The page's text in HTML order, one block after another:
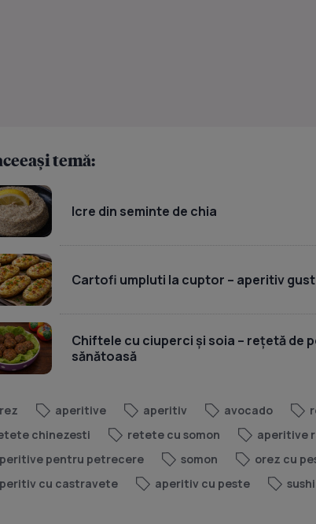
temă:
Icre din seminte de chia
Cartofi umpluti la cuptor – aperitiv
Chiftele cu ciuperci și soia – rețetă de
sănătoasă
aperitive aperitiv avocado
chinezesti
retete cu somon aperitive
pentru petrecere
somon orez cu
cu castravete
aperitiv cu peste sushi